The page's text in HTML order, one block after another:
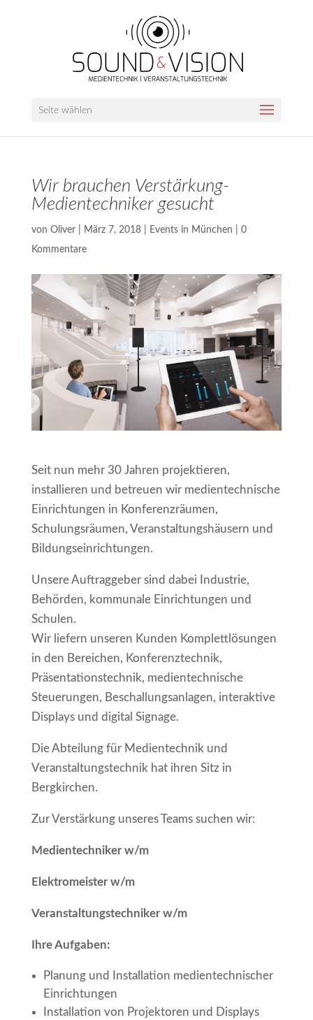
Seite wählen
Wir brauchen Verstärkung-
Medientechniker gesucht
von Oliver| März 7, 2018| Events in München
0
Kommentare
Seit nun mehr 30 Jahren projektieren,
installieren und betreuen wir medientechnische
Einrichtungen in Konferenzräumen,
Schulungsräumen, Veranstaltungshäusern und
Bildungseinrichtungen.
Unsere Auftraggeber sind dabei Industrie,
Behörden, kommunale Einrichtungen und
Schulen.
Wir liefern unseren Kunden Komplettlösungen
in den Bereichen, Konferenztechnik,
Präsentationstechnik, medientechnische
Steuerungen, Beschallungsanlagen, interaktive
Displays und digital Signage.
Die Abteilung für Medientechnik und
Veranstaltungstechnik hat ihren Sitz in
Bergkirchen.
Zur Verstärkung unseres Teams suchen wir:
Medientechniker w/m
Elektromeister w/m
Veranstaltungstechniker w/m
Ihre Aufgaben:
Planung und Installation medientechnischer
Einrichtungen
Installation von Projektoren und Displays